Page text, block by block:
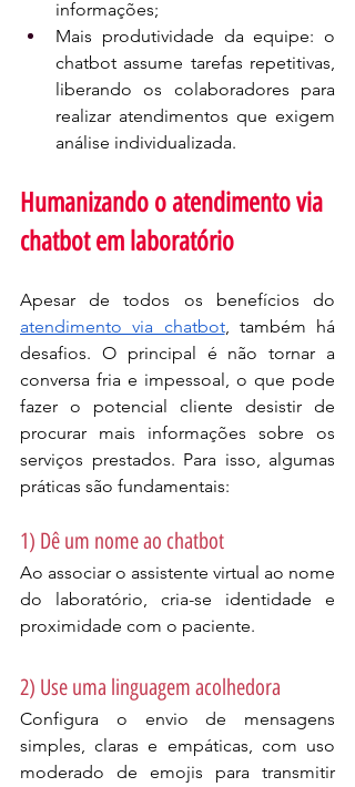
informações;
Mais produtividade da equipe: o
chatbot assume tarefas repetitivas,
liberando os colaboradores para
realizar atendimentos que exigem
análise individualizada.
Humanizando o atendimento via
chatbot em laboratório
atendimento via chatbot, também há
desafios. O principal é não tornar a
conversa fria e impessoal, o que pode
fazer o potencial cliente desistir de
procurar mais informações sobre os
serviços prestados. Para isso, algumas
práticas são fundamentais:
1) Dê um nome ao chatbot
Ao associar o assistente virtual ao nome
do laboratório, cria-se identidade e
proximidade com o paciente.
2) Use uma linguagem acolhedora
Configura o envio de mensagens
simples, claras e empáticas, com uso
moderado de emojis para transmitir